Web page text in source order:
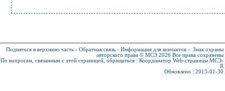
Подняться в верхнюю часть - Обратная связь - Информация для контактов - Знак охраны
авторского права © МСЭ 2026 Все права сохранены
По вопросам, связанным с этой страницей, обращаться : Координатор Web-страницы МСЭ-
R
Обновлено : 2013-01-30